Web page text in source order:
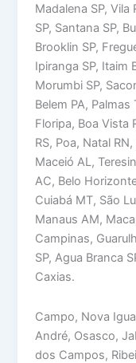
Madalena SP, Vila
SP, Santana SP,
Brooklin SP,
Ipiranga SP, Itaim
Morumbi SP,
Belem PA,
Floripa, Boa Vista
RS, Poa, Natal
Maceió AL,
AC, Belo
Cuiabá MT, São
Manaus AM,
Campinas,
SP, Agua Branca
Caxias.
Campo, Nova
André, Osasco,
dos Campos,